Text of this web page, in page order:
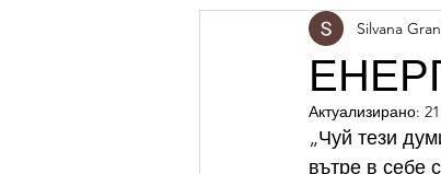
Silvana
Актуализирано:
„Чуй тези
вътре в себе